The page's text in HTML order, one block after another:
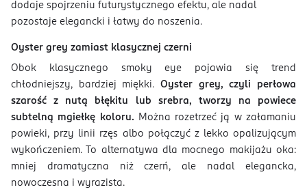
dodaje spojrzeniu futurystycznego efektu, ale nadal
pozostaje elegancki i łatwy do noszenia.
Oyster grey zamiast klasycznej czerni
Obok klasycznego smoky eye pojawia się trend
chłodniejszy, bardziej miękki. Oyster grey, czyli perłowa
szarość z nutą błękitu lub srebra, tworzy na powiece
subtelną mgiełkę koloru.
Można rozetrzeć ją w załamaniu
powieki, przy linii rzęs albo połączyć z lekko opalizującym
wykończeniem. To alternatywa dla mocnego makijażu oka:
mniej dramatyczna niż czerń, ale nadal elegancka,
nowoczesna i wyrazista.